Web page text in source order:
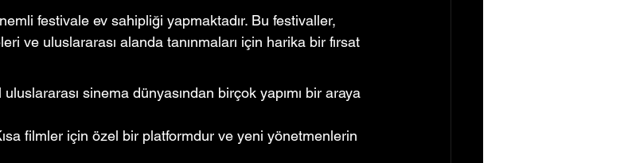
festivale ev sahipliği yapmaktadır. Bu festivaller,
ve uluslararası alanda tanınmaları için harika bir fırsat
sinema dünyasından birçok yapımı bir araya
filmler için özel bir platformdur ve yeni yönetmenlerin